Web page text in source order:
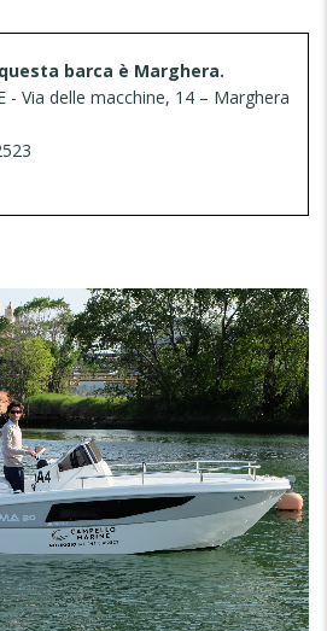
barca è Marghera.
- Via delle macchine, 14 – Marghera